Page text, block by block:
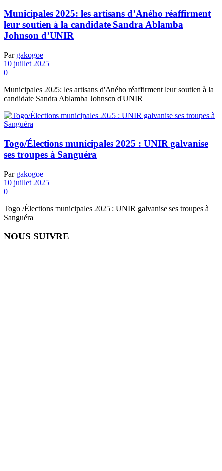
Municipales 2025: les artisans d’Aného réaffirment
leur soutien à la candidate Sandra Ablamba
Johnson d’UNIR
Par gakogoe
10 juillet 2025
0
Municipales 2025: les artisans d'Aného réaffirment leur soutien à la
candidate Sandra Ablamba Johnson d'UNIR
Togo/Élections municipales 2025 : UNIR galvanise
ses troupes à Sanguéra
Par gakogoe
10 juillet 2025
0
Togo /Élections municipales 2025 : UNIR galvanise ses troupes à
Sanguéra
NOUS SUIVRE